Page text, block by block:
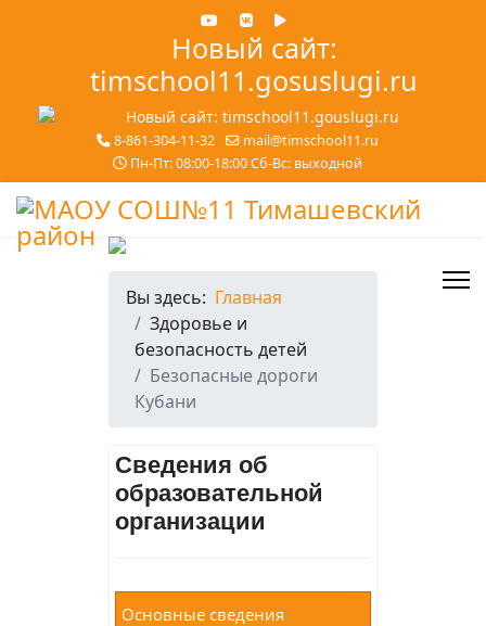
Новый сайт:
timschool11.gosuslugi.ru
8-861-304-11-32
mail@timschool11.ru
Пн-Пт: 08:00-18:00 Сб-Вс: выходной
Вы здесь: Главная
Здоровье и
безопасность детей
Безопасные дороги
Кубани
Сведения об
образовательной
организации
Основные сведения